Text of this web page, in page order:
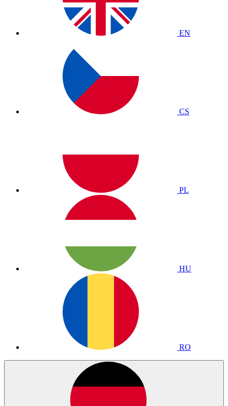
EN
CS
PL
HU
RO